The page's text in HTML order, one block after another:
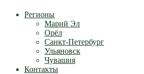
Регионы
Марий Эл
Орёл
Санкт-Петербург
Ульяновск
Чувашия
Контакты